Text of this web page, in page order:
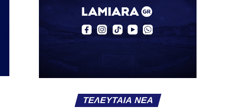
ΤΕΛΕΥΤΑΊΑ ΝΈΑ